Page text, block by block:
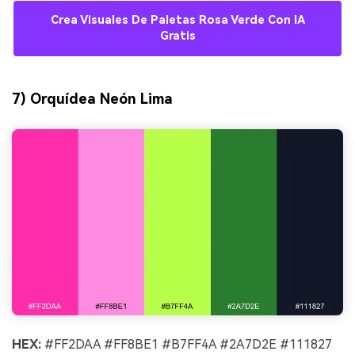
Crea Visuales De Paletas Rosa Verde Con IA
Gratis
7) Orquídea Neón Lima
HEX: #FF2DAA #FF8BE1 #B7FF4A #2A7D2E #111827